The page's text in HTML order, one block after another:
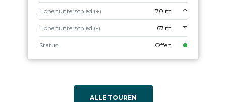
Höhenunterschied (+) 70 m
Höhenunterschied (-) 67 m
Status Offen
ALLE TOUREN